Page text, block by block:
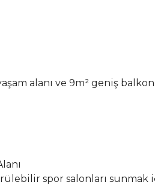
alanı ve 9m² geniş
spor salonları sunmak